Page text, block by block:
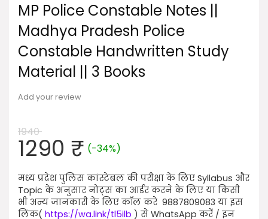
MP Police Constable Notes ||
Madhya Pradesh Police
Constable Handwritten Study
Material || 3 Books
Add your review
1940
Original
price
was:
1940 ₹.
1290 ₹Current
price
is:
1290 ₹.
(-34%)
मध्य प्रदेश पुलिस कांस्टेबल की परीक्षा के लिए Syllabus और
Topic के अनुसार नोट्स का आर्डर करने के लिए या किसी
भी अन्य जानकारी के लिए कॉल करे 9887809083 या इस
लिंक( https://wa.link/tl5ilb ) से WhatsApp करें / इन